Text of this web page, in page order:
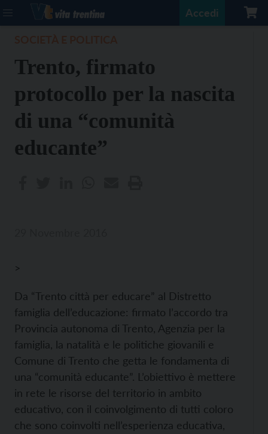
Accedi
Trento, firmato
protocollo per la nascita
di una “comunità
educante”
>
Da “Trento città per educare” al Distretto
famiglia dell’educazione: firmato l’accordo tra
Provincia autonoma di Trento, Agenzia per la
famiglia, la natalità e le politiche giovanili e
Comune di Trento che getta le fondamenta di
una “comunità educante”. L’obiettivo è mettere
in rete le risorse del territorio in ambito
educativo, con il coinvolgimento di tutti coloro
che sono coinvolti nell’esperienza educativa,